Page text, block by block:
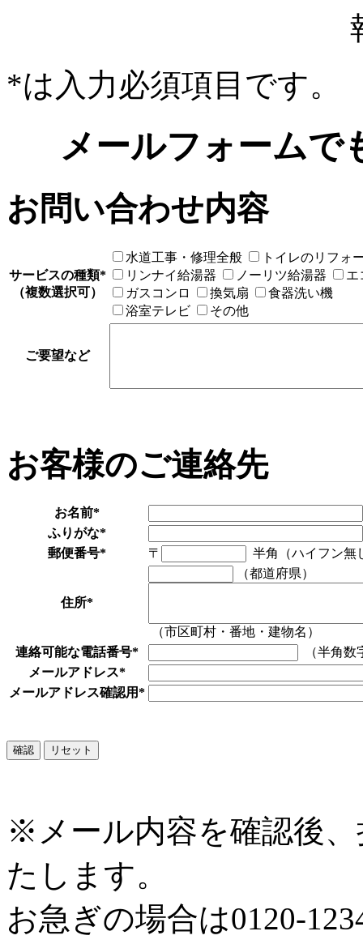
*は入力必須項目です。
メールフォームで
お問い合わせ内容
サービスの種類*
（複数選択可）
水道工事・修理全般
トイレのリフォ
リンナイ給湯器
ノーリツ給湯器
エ
ガスコンロ
換気扇
食器洗い機
浴室テレビ
その他
ご要望など
お客様のご連絡先
お名前*
ふりがな*
郵便番号* 〒 半角（ハイフン
住所*
（都道府県）
（市区町村・番地・建物名）
連絡可能な電話番号*
（半角数
メールアドレス*
メールアドレス確認用*
※メール内容を確認後
たします。
お急ぎの場合は0120-